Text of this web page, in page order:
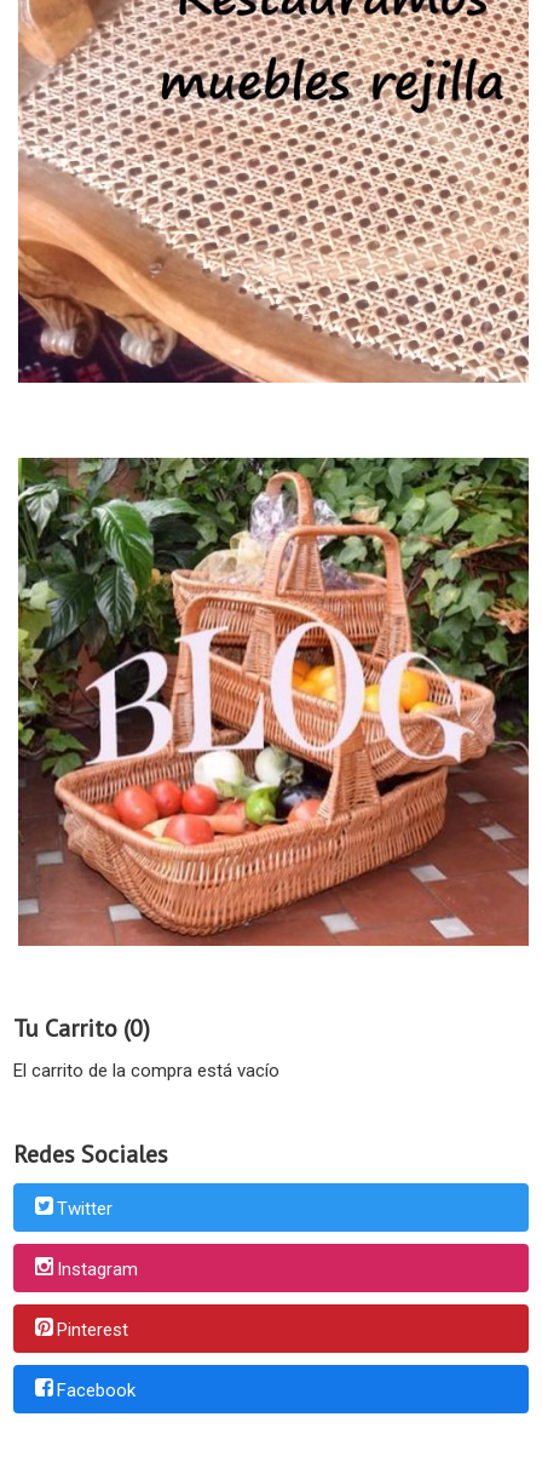
Tu Carrito (0)
El carrito de la compra está vacío
Redes Sociales
Twitter
Instagram
Pinterest
Facebook